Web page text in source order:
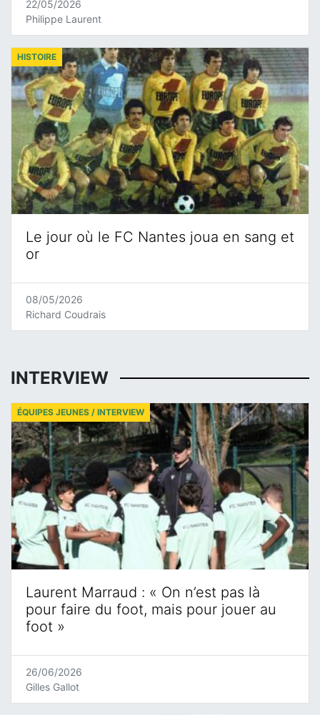
22/05/2026
Philippe Laurent
Le jour où le FC Nantes joua en sang et
or
HISTOIRE
08/05/2026
Richard Coudrais
INTERVIEW
Laurent Marraud : « On n’est pas là
pour faire du foot, mais pour jouer au
foot »
ÉQUIPES JEUNES / INTERVIEW
26/06/2026
Gilles Gallot